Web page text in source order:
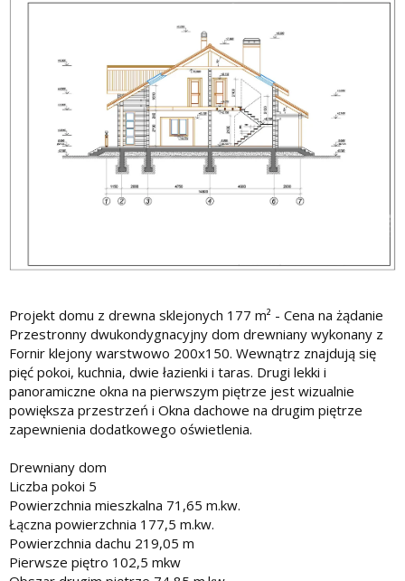
Projekt domu z drewna sklejonych 177 m² - Cena na żądanie
Przestronny dwukondygnacyjny dom drewniany wykonany z
Fornir klejony warstwowo 200x150. Wewnątrz znajdują się
pięć pokoi, kuchnia, dwie łazienki i taras. Drugi lekki i
panoramiczne okna na pierwszym piętrze jest wizualnie
powiększa przestrzeń i Okna dachowe na drugim piętrze
zapewnienia dodatkowego oświetlenia.
Drewniany dom
Liczba pokoi 5
Powierzchnia mieszkalna 71,65 m.kw.
Łączna powierzchnia 177,5 m.kw.
Powierzchnia dachu 219,05 m
Pierwsze piętro 102,5 mkw